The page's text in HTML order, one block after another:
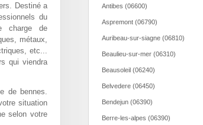
Destiné a
du
charge de
métaux,
etc...
qui viendra
de bennes.
situation
selon votre
Antibes (06600)
Aspremont (06790)
Auribeau-sur-siagne (06810)
Beaulieu-sur-mer (06310)
Beausoleil (06240)
Belvedere (06450)
Bendejun (06390)
Berre-les-alpes (06390)